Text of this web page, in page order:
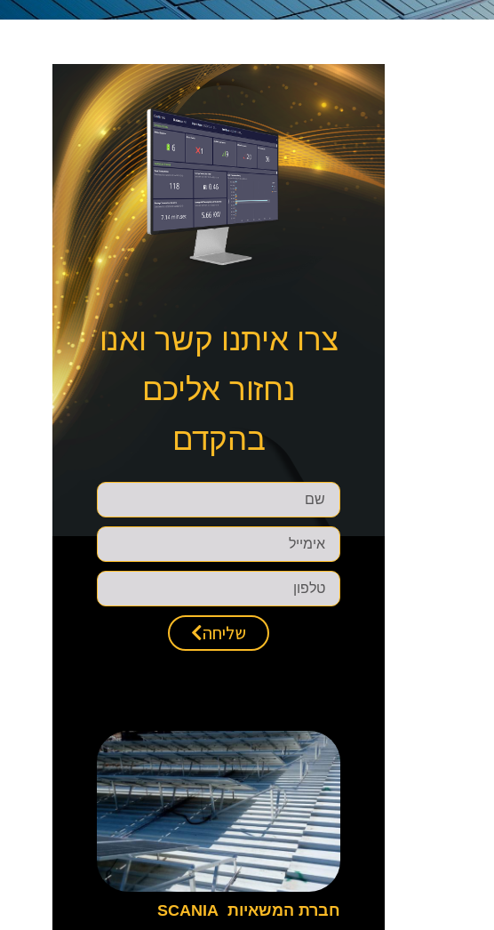
צרו איתנו קשר ואנו
נחזור אליכם
בהקדם
שליחה
חברת המשאיות SCANIA